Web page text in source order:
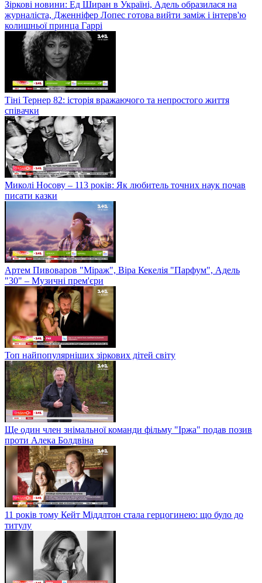
Зіркові новини: Ед Ширан в Україні, Адель образилася на
журналіста, Дженніфер Лопес готова вийти заміж і інтерв'ю
колишньої принца Гаррі
Тіні Тернер 82: історія вражаючого та непростого життя
співачки
Миколі Носову – 113 років: Як любитель точних наук почав
писати казки
Артем Пивоваров "Міраж", Віра Кекелія "Парфум", Адель
"30" – Музичні прем'єри
Топ найпопулярніших зіркових дітей світу
Ще один член знімальної команди фільму "Іржа" подав позив
проти Алека Болдвіна
11 років тому Кейт Міддлтон стала герцогинею: що було до
титулу